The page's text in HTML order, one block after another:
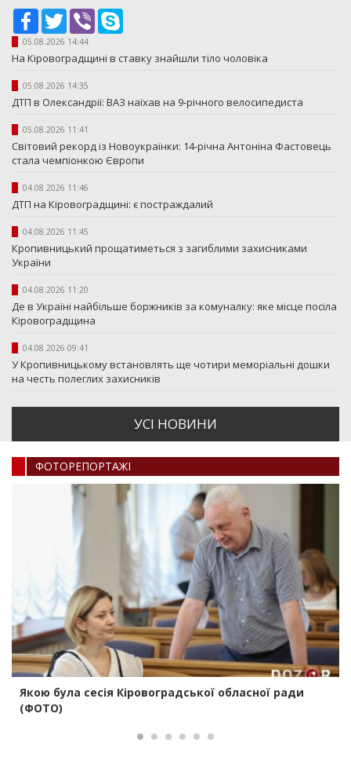
Facebook
TwitterViber
05.08.2026 14:44
На Кіровоградщині в ставку знайшли тіло чоловіка
05.08.2026 14:35
ДТП в Олександрії: ВАЗ наїхав на 9-річного велосипедиста
05.08.2026 11:41
Світовий рекорд із Новоукраїнки: 14-річна Антоніна Фастовець
стала чемпіонкою Європи
04.08.2026 11:46
ДТП на Кіровоградщині: є постраждалий
04.08.2026 11:45
Кропивницький прощатиметься з загиблими захисниками
України
04.08.2026 11:20
Де в Україні найбільше боржників за комуналку: яке місце посіла
Кіровоградщина
04.08.2026 09:41
У Кропивницькому встановлять ще чотири меморіальні дошки
на честь полеглих захисників
УСI НОВИНИ
ФОТОРЕПОРТАЖI
Якою була сесія Кіровоградської обласної ради
(ФОТО)